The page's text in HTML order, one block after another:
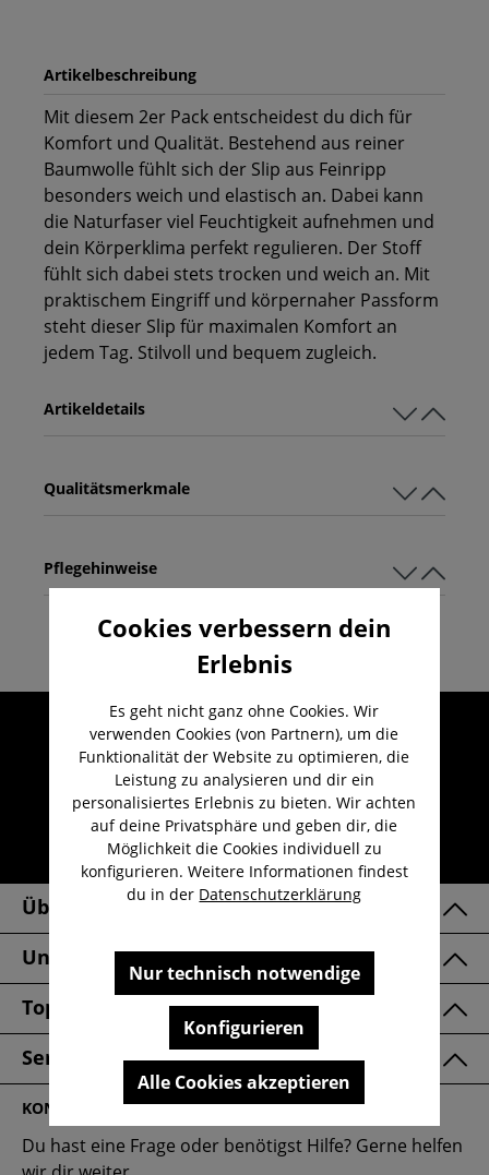
Artikelbeschreibung
Mit diesem 2er Pack entscheidest du dich für
Komfort und Qualität. Bestehend aus reiner
Baumwolle fühlt sich der Slip aus Feinripp
besonders weich und elastisch an. Dabei kann
die Naturfaser viel Feuchtigkeit aufnehmen und
dein Körperklima perfekt regulieren. Der Stoff
fühlt sich dabei stets trocken und weich an. Mit
praktischem Eingriff und körpernaher Passform
steht dieser Slip für maximalen Komfort an
jedem Tag. Stilvoll und bequem zugleich.
Qualitätsmerkmale
Artikeldetails
Pflegehinweise
Umfangreicher Kundenservice
Kauf auf Rechnung
Kostenloser Versand ab 29,-€
Lieferzeit 1-3 Werktage
30 Tage kostenlose Retoure
Über Uns
Unsere Marken
Top Kategorien
Service & FAQ
KONTAKT
Du hast eine Frage oder benötigst Hilfe? Gerne helfen
Cookies verbessern dein
Erlebnis
Es geht nicht ganz ohne Cookies. Wir
verwenden Cookies (von Partnern), um die
Funktionalität der Website zu optimieren, die
Leistung zu analysieren und dir ein
personalisiertes Erlebnis zu bieten. Wir achten
auf deine Privatsphäre und geben dir, die
Möglichkeit die Cookies individuell zu
konfigurieren. Weitere Informationen findest
du in der Datenschutzerklärung
Nur technisch notwendige
Konfigurieren
Alle Cookies akzeptieren